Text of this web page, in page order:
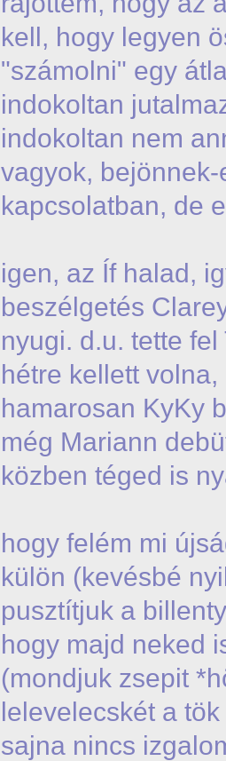
kell, hogy legyen
"számolni" egy
indokoltan
indokoltan nem
vagyok,
kapcsolatban, de
igen, az Íf halad,
beszélgetés
nyugi. d.u. tette
hétre kellett
hamarosan KyKy
még Mariann
közben téged is
hogy felém mi
külön (kevésbé
pusztítjuk a
hogy majd neked
(mondjuk zsepit
lelevelecskét a
sajna nincs